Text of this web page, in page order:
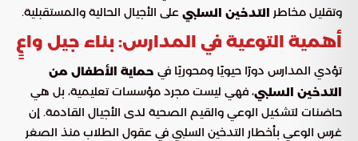
وتقليل مخاطر التدخين السلبي على الأجيال الحالية والمستقبلية.
أهمية التوعية في المدارس: بناء جيل واعٍ
تؤدي المدارس دورًا حيويًا ومحوريًا في حماية الأطفال من
التدخين السلبي، فهي ليست مجرد مؤسسات تعليمية، بل هي
حاضنات لتشكيل الوعي والقيم الصحية لدى الأجيال القادمة. إن
غرس الوعي بأخطار التدخين السلبي في عقول الطلاب منذ الصغر